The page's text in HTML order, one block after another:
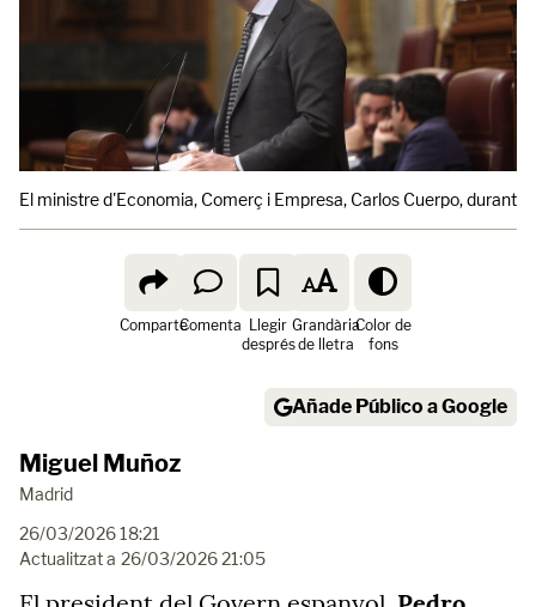
El ministre d'Economia, Comerç i Empresa, Carlos Cuerpo, durant
ComparteComenta Llegir
després
Grandària
de lletra
Color de
fons
Añade Público a Google
Miguel Muñoz
Madrid
26/03/2026 18:21
Actualitzat a 26/03/2026 21:05